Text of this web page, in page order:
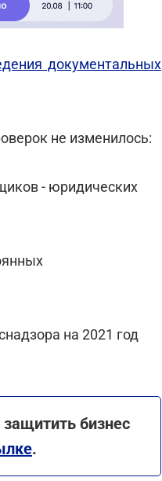
документальных
не изменилось:
- юридических
на 2021 год
бизнес
.